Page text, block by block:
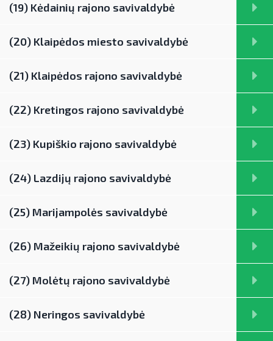
(19) Kėdainių rajono savivaldybė
(20) Klaipėdos miesto savivaldybė
(21) Klaipėdos rajono savivaldybė
(22) Kretingos rajono savivaldybė
(23) Kupiškio rajono savivaldybė
(24) Lazdijų rajono savivaldybė
(25) Marijampolės savivaldybė
(26) Mažeikių rajono savivaldybė
(27) Molėtų rajono savivaldybė
(28) Neringos savivaldybė